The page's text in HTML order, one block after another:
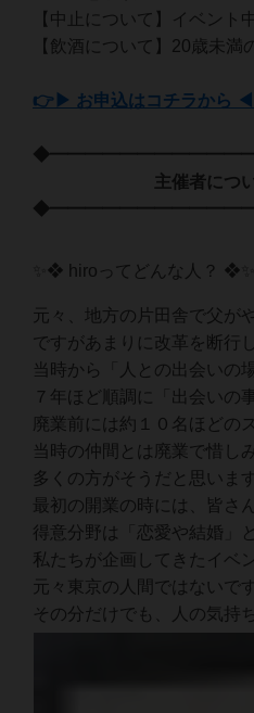
【中止について】イベン
【飲酒について】20歳未
👉▶ お申込はコチラから
主催者につ
✨❖ hiroってどんな人？ ❖✨
元々、地方の片田舎で父が
ですがあまりに改革を断行
当時から「人との出会いの
７年ほど順調に「出会いの
廃業前には約１０名ほどの
当時の仲間とは廃業で惜し
多くの方がそうだと思いま
最初の開業の時には、皆さ
得意分野は「恋愛や結婚」
私たちが企画してきたイベ
元々東京の人間ではないで
その分だけでも、人の気持